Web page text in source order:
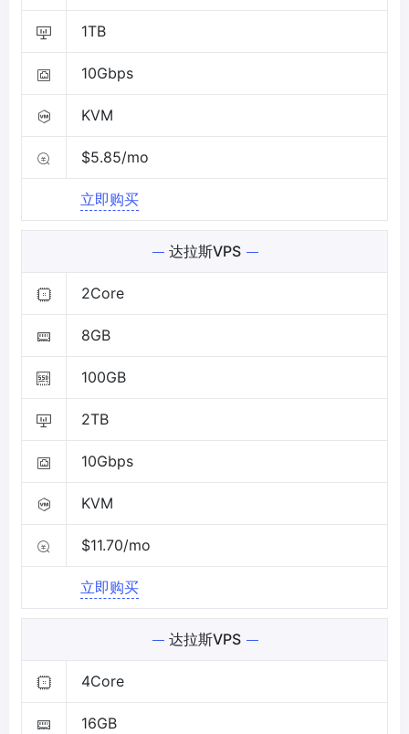
1TB
10Gbps
KVM
$5.85/mo
立即购买
达拉斯VPS
2Core
8GB
100GB
2TB
10Gbps
KVM
$11.70/mo
立即购买
达拉斯VPS
4Core
16GB